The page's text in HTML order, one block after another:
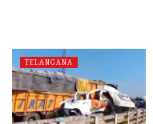
TELANGANA